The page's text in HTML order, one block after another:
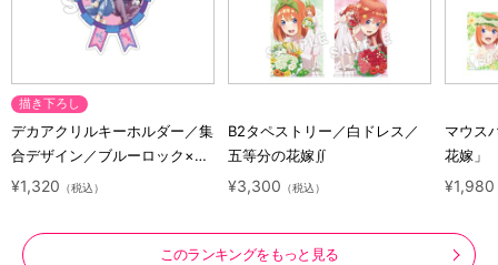
描き下ろし
デカアクリルキーホルダー／集
合デザイン／ブルーロック×サ
ンリオキャラクターズ
¥1,320 （税込）
B2タペストリー／白ドレス／
五等分の花嫁∬
¥3,300 （税込）
マウス
花嫁」
¥1,980
このランキングをもっと見る